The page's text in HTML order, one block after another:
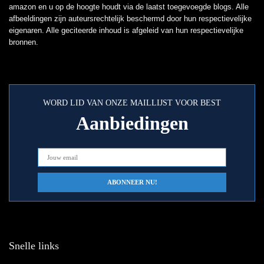
amazon en u op de hoogte houdt via de laatst toegevoegde blogs. Alle
afbeeldingen zijn auteursrechtelijk beschermd door hun respectievelijke
eigenaren. Alle geciteerde inhoud is afgeleid van hun respectievelijke
bronnen.
WORD LID VAN ONZE MAILLIJST VOOR BEST
Aanbiedingen
Snelle links